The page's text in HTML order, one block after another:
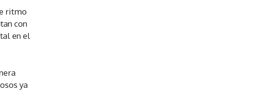
ritmo
con
en el
ya